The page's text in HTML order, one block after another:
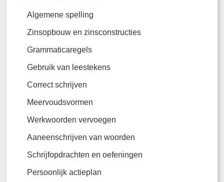
Algemene spelling
Zinsopbouw en zinsconstructies
Grammaticaregels
Gebruik van leestekens
Correct schrijven
Meervoudsvormen
Werkwoorden vervoegen
Aaneenschrijven van woorden
Schrijfopdrachten en oefeningen
Persoonlijk actieplan